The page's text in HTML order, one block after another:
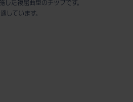
した複屈曲型のチップです。
しています。